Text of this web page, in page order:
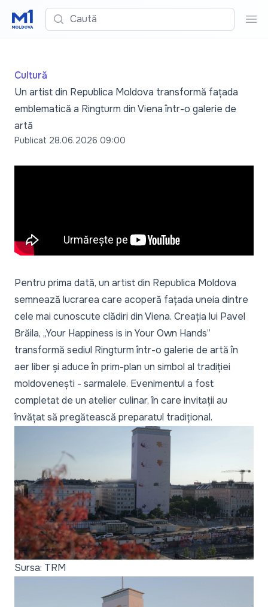
Caută
Cultură
Un artist din Republica Moldova transformă fațada
emblematică a Ringturm din Viena într-o galerie de
artă
Publicat 28.06.2026 09:00
Pentru prima dată, un artist din Republica Moldova
semnează lucrarea care acoperă fațada uneia dintre
cele mai cunoscute clădiri din Viena. Creația lui Pavel
Brăila, „Your Happiness is in Your Own Hands”
transformă sediul Ringturm într-o galerie de artă în
aer liber și aduce în prim-plan un simbol al tradiției
moldovenești - sarmalele. Evenimentul a fost
completat de un atelier culinar, în care invitații au
învățat să pregătească preparatul tradițional.
Sursa: TRM